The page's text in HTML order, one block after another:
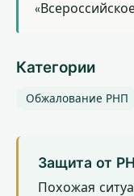
Категории
Обжалование РНП
Защита от
Похожая